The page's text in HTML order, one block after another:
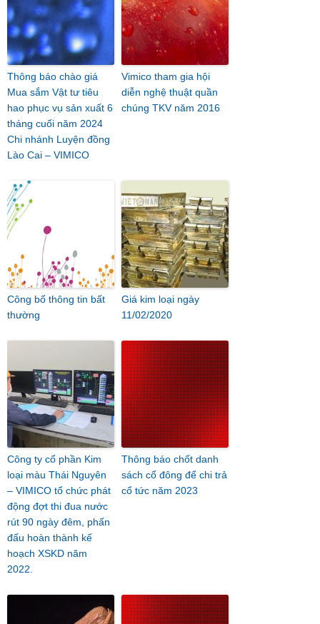
Thông báo chào giá
Mua sắm Vật tư tiêu
hao phục vụ sản xuất 6
tháng cuối năm 2024
Chi nhánh Luyện đồng
Lào Cai – VIMICO
Vimico tham gia hội
diễn nghệ thuật quần
chúng TKV năm 2016
Công bố thông tin bất
thường
Giá kim loại ngày
11/02/2020
Công ty cổ phần Kim
loại màu Thái Nguyên
– VIMICO tổ chức phát
động đợt thi đua nước
rút 90 ngày đêm, phấn
đấu hoàn thành kế
hoạch XSKD năm
2022.
Thông báo chốt danh
sách cổ đông để chi trả
cổ tức năm 2023